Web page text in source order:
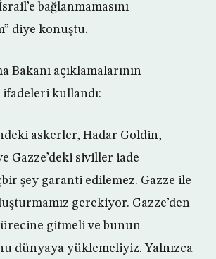
bağlanmamasını
diye konuştu.
Bakanı açıklamalarının
ifadeleri kullandı:
askerler, Hadar Goldin,
Gazze’deki siviller iade
şey garanti edilemez. Gazze ile
gerekiyor. Gazze’den
gitmeli ve bunun
dünyaya yüklemeliyiz. Yalnızca